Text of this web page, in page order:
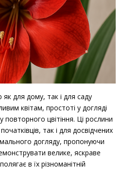
як для дому, так і для саду
квітам, простоті у догляді
цвітіння. Ці рослини
так і для досвідчених
догляду, пропонуючи
велике, яскраве
в їх різноманітній